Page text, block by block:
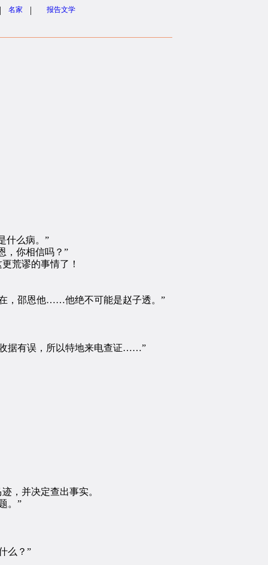
| 名家 | 报告文学
什么病。”
你相信吗？”
荒谬的事情了！
，邵恩他……他绝不可能是赵子透。”
据有误，所以特地来电查证……”
，并决定查出事实。
。”
么？”